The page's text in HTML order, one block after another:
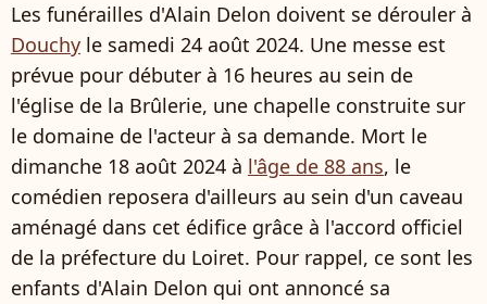
Les funérailles d'Alain Delon doivent se dérouler à
Douchy le samedi 24 août 2024. Une messe est
prévue pour débuter à 16 heures au sein de
l'église de la Brûlerie, une chapelle construite sur
le domaine de l'acteur à sa demande. Mort le
dimanche 18 août 2024 à l'âge de 88 ans, le
comédien reposera d'ailleurs au sein d'un caveau
aménagé dans cet édifice grâce à l'accord officiel
de la préfecture du Loiret. Pour rappel, ce sont les
enfants d'Alain Delon qui ont annoncé sa